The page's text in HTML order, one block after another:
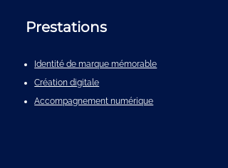
Prestations
Identité de marque mémorable
Création digitale
Accompagnement numérique